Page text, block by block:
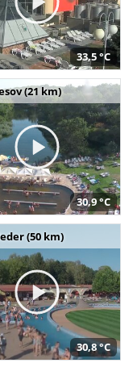
33,5 °C
(21 km)
30,9 °C
(50 km)
30,8 °C